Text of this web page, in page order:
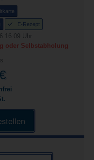
E-Rezept
16:09 Uhr
oder Selbstabholung